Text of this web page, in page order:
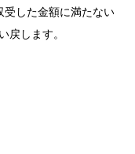
受した金額に満たない
戻します。